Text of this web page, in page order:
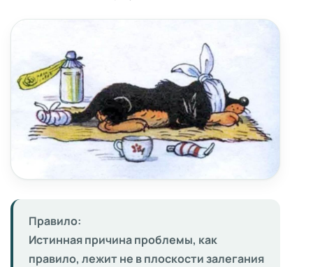
Правило:
Истинная причина проблемы, как
правило, лежит не в плоскости залегания